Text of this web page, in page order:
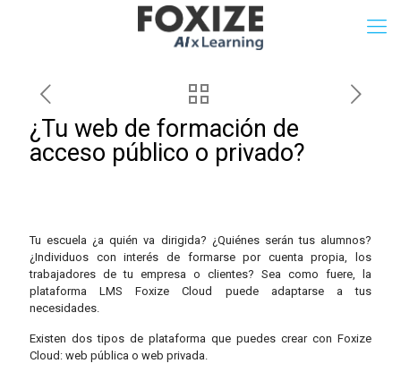
¿Tu web de formación de
acceso público o privado?
Tu escuela ¿a quién va dirigida? ¿Quiénes serán tus alumnos?
¿Individuos con interés de formarse por cuenta propia, los
trabajadores de tu empresa o clientes? Sea como fuere, la
plataforma LMS Foxize Cloud puede adaptarse a tus
necesidades.
Existen dos tipos de plataforma que puedes crear con Foxize
Cloud: web pública o web privada.